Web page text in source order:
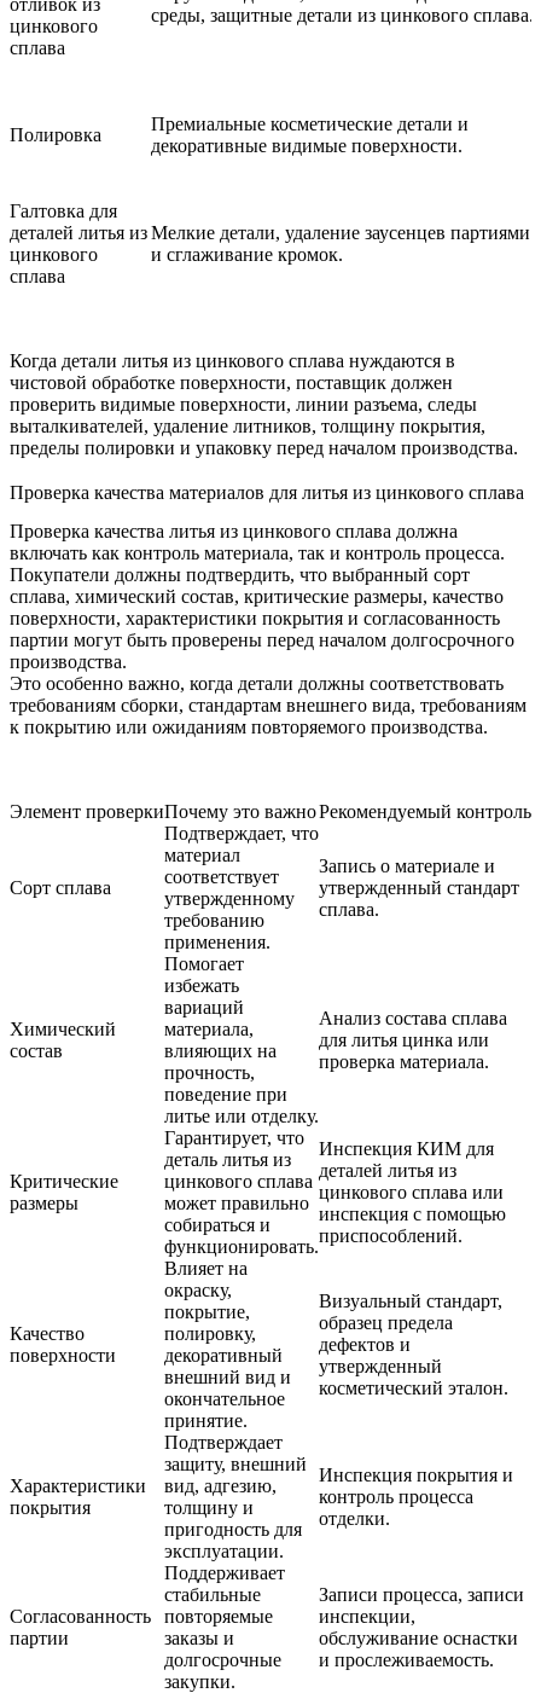
цинкового
сплава
среды, защитные детали из цинкового сплава.
Полировка
Премиальные косметические детали и
декоративные видимые поверхности.
Галтовка для
деталей литья из
цинкового
сплава
Мелкие детали, удаление заусенцев партиями
и сглаживание кромок.
Когда детали литья из цинкового сплава нуждаются в
чистовой обработке поверхности, поставщик должен
проверить видимые поверхности, линии разъема, следы
выталкивателей, удаление литников, толщину покрытия,
пределы полировки и упаковку перед началом производства.
Проверка качества материалов для литья из цинкового сплава
Проверка качества литья из цинкового сплава должна
включать как контроль материала, так и контроль процесса.
Покупатели должны подтвердить, что выбранный сорт
сплава, химический состав, критические размеры, качество
поверхности, характеристики покрытия и согласованность
партии могут быть проверены перед началом долгосрочного
производства.
Это особенно важно, когда детали должны соответствовать
требованиям сборки, стандартам внешнего вида, требованиям
к покрытию или ожиданиям повторяемого производства.
Элемент проверкиПочему это важноРекомендуемый контроль
Сорт сплава
Подтверждает, что
материал
соответствует
утвержденному
требованию
применения.
Запись о материале и
утвержденный стандарт
сплава.
Химический
состав
Помогает
избежать
вариаций
материала,
влияющих на
прочность,
поведение при
литье или отделку.
Анализ состава сплава
для литья цинка или
проверка материала.
Критические
размеры
Гарантирует, что
деталь литья из
цинкового сплава
может правильно
собираться и
функционировать.
Инспекция КИМ для
деталей литья из
цинкового сплава или
инспекция с помощью
приспособлений.
Качество
поверхности
Влияет на
окраску,
покрытие,
полировку,
декоративный
внешний вид и
окончательное
принятие.
Визуальный стандарт,
образец предела
дефектов и
утвержденный
косметический эталон.
Характеристики
покрытия
Подтверждает
защиту, внешний
вид, адгезию,
толщину и
пригодность для
эксплуатации.
Инспекция покрытия и
контроль процесса
отделки.
Согласованность
партии
Поддерживает
стабильные
повторяемые
заказы и
долгосрочные
закупки.
Записи процесса, записи
инспекции,
обслуживание оснастки
и прослеживаемость.